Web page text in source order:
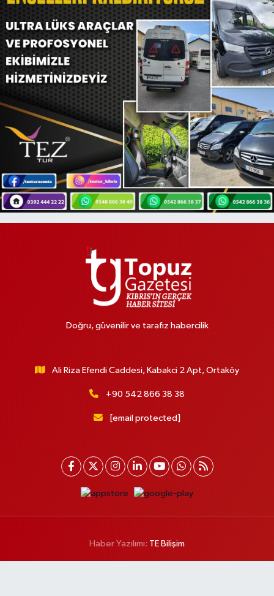
Doğru, güvenilir ve tarafız habercilik
Ali Riza Efendi Caddesi, Kabakci 2 Apt, Ortaköy
+90 542 866 38 38
[email protected]
Haber Yazılımı: TE Bilişim